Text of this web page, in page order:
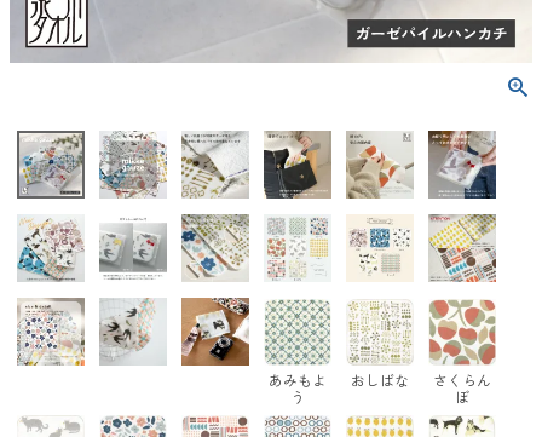
あみもよ
う
おしばな
さくらん
ぼ